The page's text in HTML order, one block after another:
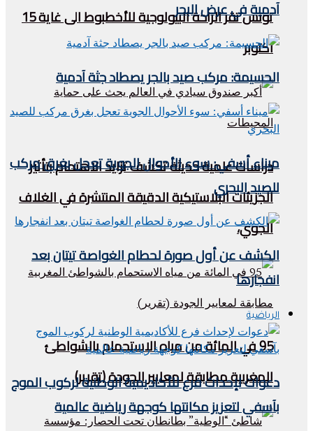
تونس تقر الراحة البيولوجية للأخطبوط الى غاية 15
اكتوبر
دراسات علمية حديثة تكشف تزايد الاهتمام بتأثير
الجزيئات البلاستيكية الدقيقة المنتشرة في الغلاف
الجوي،
95 في المائة من مياه الاستحمام بالشواطئ
المغربية مطابقة لمعايير الجودة (تقرير)
آدمية في عرض البحر
الحسيمة: مركب صيد بالجر يصطاد جثة آدمية
ميناء أسفي: سوء الأحوال الجوية تعجل بغرق مركب
للصيد البحري
الكشف عن أول صورة لحطام الغواصة تيتان بعد
انفجارها
الرياضية
دعوات لإحداث فرع للأكاديمية الوطنية لركوب الموج
بآسفي لتعزيز مكانتها كوجهة رياضية عالمية